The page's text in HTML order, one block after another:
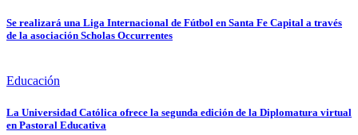
Se realizará una Liga Internacional de Fútbol en Santa Fe Capital a través
de la asociación Scholas Occurrentes
Educación
La Universidad Católica ofrece la segunda edición de la Diplomatura virtual
en Pastoral Educativa